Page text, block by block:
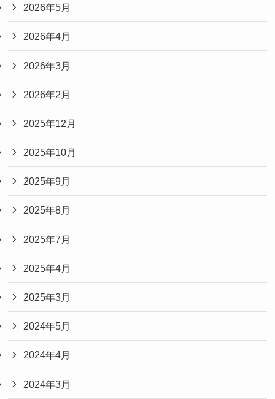
2026年5月
2026年4月
2026年3月
2026年2月
2025年12月
2025年10月
2025年9月
2025年8月
2025年7月
2025年4月
2025年3月
2024年5月
2024年4月
2024年3月